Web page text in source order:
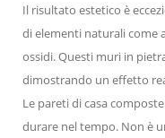
Il risultato estetico è
di elementi naturali come
ossidi. Questi muri in
dimostrando un effetto
Le pareti di casa
durare nel tempo. Non è